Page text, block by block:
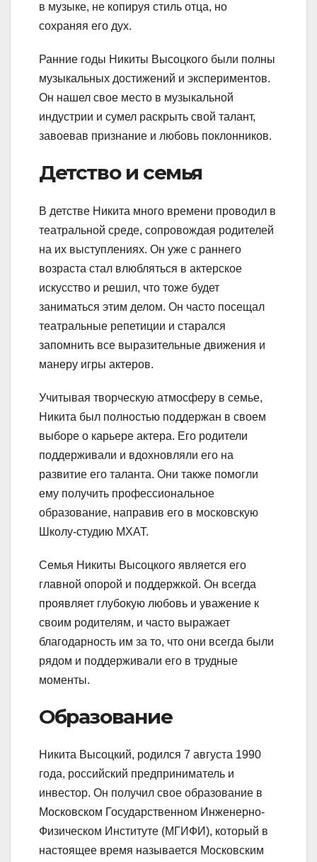
в музыке, не копируя стиль отца, но
сохраняя его дух.
Ранние годы Никиты Высоцкого были полны
музыкальных достижений и экспериментов.
Он нашел свое место в музыкальной
индустрии и сумел раскрыть свой талант,
завоевав признание и любовь поклонников.
Детство и семья
В детстве Никита много времени проводил в
театральной среде, сопровождая родителей
на их выступлениях. Он уже с раннего
возраста стал влюбляться в актерское
искусство и решил, что тоже будет
заниматься этим делом. Он часто посещал
театральные репетиции и старался
запомнить все выразительные движения и
манеру игры актеров.
Учитывая творческую атмосферу в семье,
Никита был полностью поддержан в своем
выборе о карьере актера. Его родители
поддерживали и вдохновляли его на
развитие его таланта. Они также помогли
ему получить профессиональное
образование, направив его в московскую
Школу-студию МХАТ.
Семья Никиты Высоцкого является его
главной опорой и поддержкой. Он всегда
проявляет глубокую любовь и уважение к
своим родителям, и часто выражает
благодарность им за то, что они всегда были
рядом и поддерживали его в трудные
моменты.
Образование
Никита Высоцкий, родился 7 августа 1990
года, российский предприниматель и
инвестор. Он получил свое образование в
Московском Государственном Инженерно-
Физическом Институте (МГИФИ), который в
настоящее время называется Московским